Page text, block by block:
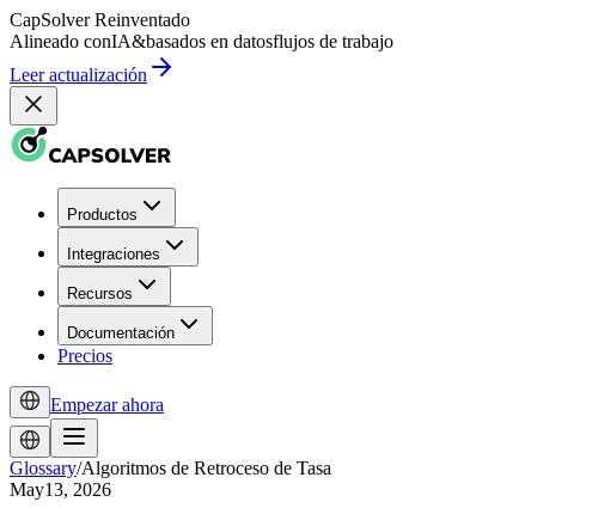
CapSolver Reinventado
Alineado conIA&basados en datosflujos de trabajo
Leer actualización
Productos
Integraciones
Recursos
Documentación
Precios
Empezar ahora
Glossary/Algoritmos de Retroceso de Tasa
May13, 2026